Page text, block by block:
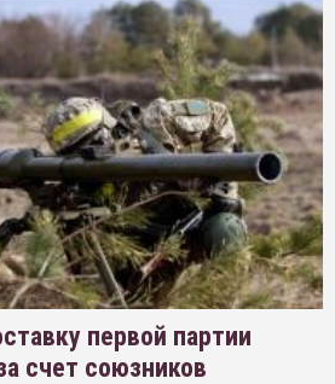
первой партии
счет союзников